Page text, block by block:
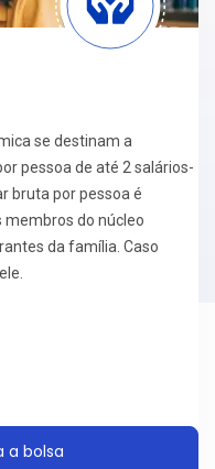
se destinam a
pessoa de até 2 salários-
bruta por pessoa é
membros do núcleo
da família. Caso
a bolsa